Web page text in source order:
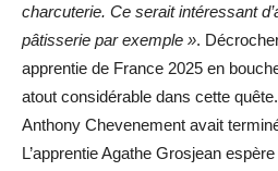
charcuterie. Ce serait intéressant
pâtisserie par exemple ».
apprentie de France 2025 en
atout considérable dans cette
Anthony Chevenement avait
L’apprentie Agathe Grosjean